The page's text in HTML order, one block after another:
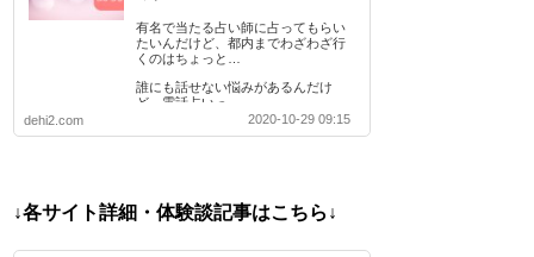
有名で当たる占い師に占ってもらい
たいんだけど、都内までわざわざ行
くのはちょっと…
誰にも話せない悩みがあるんだけ
ど、電話占いっ…
dehi2.com
2020-10-29 09:15
↓各サイト詳細・体験談記事はこちら↓